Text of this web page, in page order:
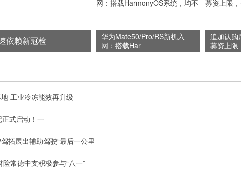
依赖新冠检
华为Mate50/Pro/RS新机入
网：搭载Har
追加认购
募资上限
工业冷冻能效再升级
正式启动！一
拓展出辅助驾驶“最后一公里
常德中支积极参与“八一”